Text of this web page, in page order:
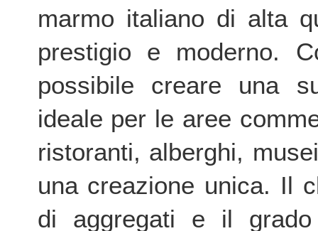
marmo italiano di alta
prestigio e moderno.
possibile creare una
ideale per le aree
ristoranti, alberghi,
una creazione unica. Il
di aggregati e il